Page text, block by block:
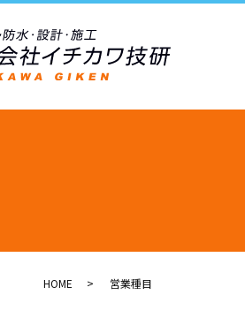
HOME 営業種目